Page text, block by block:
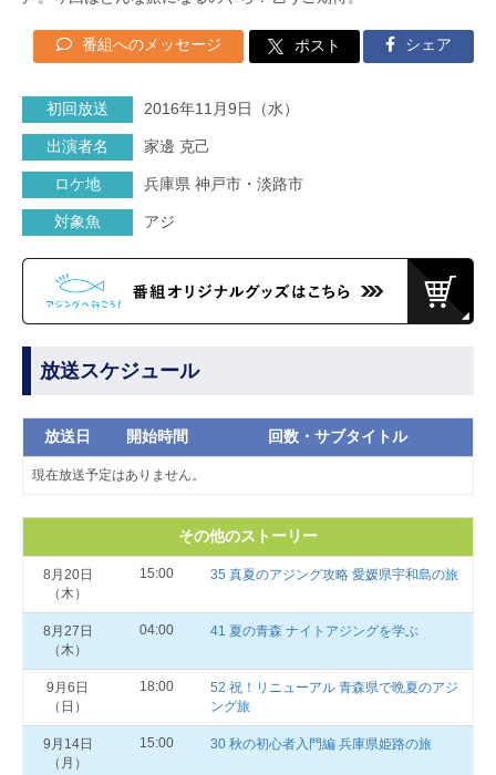
番組へのメッセージ ポスト シェア
初回放送 2016年11月9日（水）
出演者名 家邊 克己
ロケ地 兵庫県 神戸市・淡路市
対象魚 アジ
放送スケジュール
放送日 開始時間 回数・サブタイトル
現在放送予定はありません。
その他のストーリー
8月20日
（木）
15:00 35 真夏のアジング攻略 愛媛県宇和島の旅
8月27日
（木）
04:00 41 夏の青森 ナイトアジングを学ぶ
9月6日
（日）
18:00
52 祝！リニューアル 青森県で晩夏のアジ
ング旅
9月14日
（月）
15:00 30 秋の初心者入門編 兵庫県姫路の旅